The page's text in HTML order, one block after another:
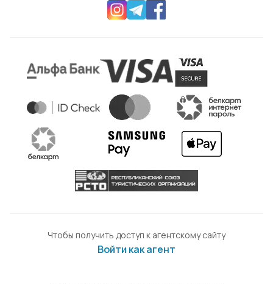
Чтобы получить доступ к агентскому сайту
Войти как агент